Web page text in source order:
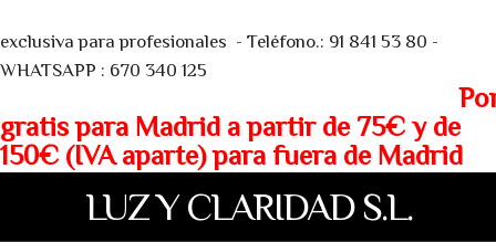
exclusiva para profesionales - Teléfono.: 91 841 53 80 -
WHATSAPP : 670 340 125
gratis para Madrid a partir de 75€ y de
150€ (IVA aparte) para fuera de Madrid
LUZ Y CLARIDAD S.L.